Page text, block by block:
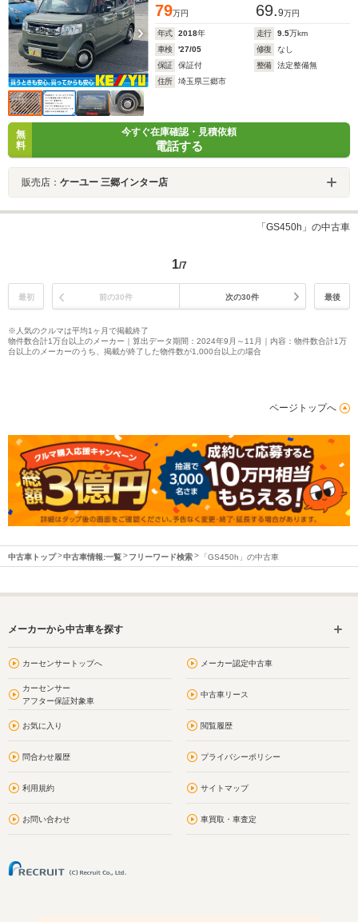
79万円 69.9万円
年式 2018年 走行 9.5万km
車検
'27/05 修復
なし
保証
保証付 整備
法定整備無
住所
埼玉県三郷市
無
料
今すぐ在庫確認・見積依頼
電話する
販売店： ケーユー 三郷インター店
「GS450h」の中古車
1/7
最初 前の30件 次の30件 最後
※人気のクルマは平均1ヶ月で掲載終了
物件数合計1万台以上のメーカー｜算出データ期間：2024年9月～11月｜内容：物件数合計1万
台以上のメーカーのうち、掲載が終了した物件数が1,000台以上の場合
ページトップへ
中古車トップ 中古車情報:一覧 フリーワード検索 「GS450h」の中古車
メーカーから中古車を探す
カーセンサートップへ メーカー認定中古車
カーセンサー
アフター保証対象車
中古車リース
お気に入り 閲覧履歴
問合わせ履歴 プライバシーポリシー
利用規約 サイトマップ
お問い合わせ 車買取・車査定